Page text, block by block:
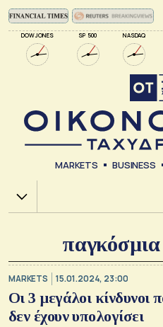
DOW JONES SP 500 NASDAQ
MARKETS BUSINESS
Χ.Α.
παγκόσμια
MARKETS 15.01.2024, 23:00
Οι 3 μεγάλοι κίνδυνοι
δεν έχουν υπολογίσει